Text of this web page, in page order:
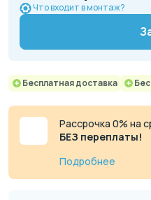
Что входит в монтаж?
Бесплатная доставка
Рассрочка 0% на
БЕЗ переплаты!
Подробнее